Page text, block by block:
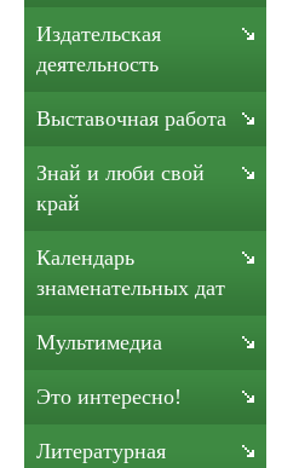
Издательская
деятельность
Выставочная работа
Знай и люби свой
край
Календарь
знаменательных дат
Мультимедиа
Это интересно!
Литературная